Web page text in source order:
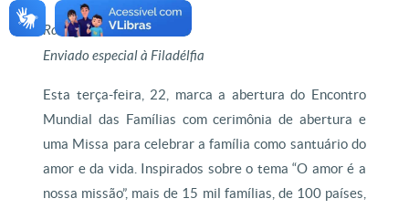
Rodrigo Luiz
Enviado especial à Filadélfia
Esta terça-feira, 22, marca a abertura do Encontro
Mundial das Famílias com cerimônia de abertura e
uma Missa para celebrar a família como santuário do
amor e da vida. Inspirados sobre o tema “O amor é a
nossa missão”, mais de 15 mil famílias, de 100 países,